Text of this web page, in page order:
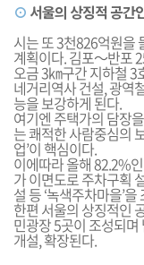
⊙ 서울의 상징적 공간
시는 또 3천826억원을
계획이다. 김포～반포
오금 3㎞구간 지하철 3
네거리역사 건설, 광역
능을 보강하게 된다.
여기엔 주택가의 담장
는 쾌적한 사람중심의
업’이 핵심이다.
이에따라 올해 82.2%
가 이면도로 주차구획
설 등 ‘녹색주차마을’
한편 서울의 상징적인
민광장 5곳이 조성되
개설, 확장된다.